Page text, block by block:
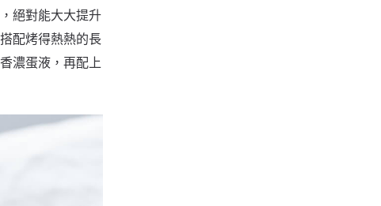
絕對能大大提升
配烤得熱熱的長
濃蛋液，再配上